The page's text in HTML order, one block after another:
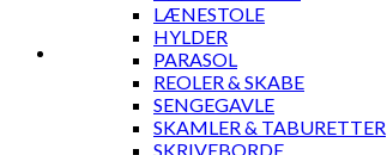
LÆNESTOLE
HYLDER
PARASOL
REOLER & SKABE
SENGEGAVLE
SKAMLER & TABURETTER
SKRIVEBORDE